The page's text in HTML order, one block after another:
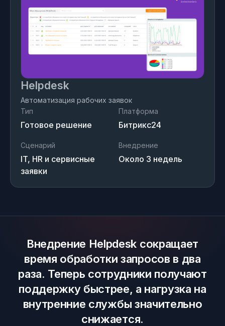
Helpdesk
Автоматизация рабочих заявок
Тип
Готовое решение
Платформа
Битрикс24
Сценарий
IT, HR и сервисные
заявки
Внедрение
Около 3 недель
Внедрение Helpdesk сокращает
время обработки запросов в два
раза. Теперь сотрудники получают
поддержку быстрее, а нагрузка на
внутренние службы значительно
снижается.